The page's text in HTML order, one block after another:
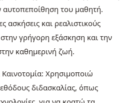
αυτοπεποίθηση του μαθητή.
ασκήσεις και ρεαλιστικούς
γρήγορη εξάσκηση και την
καθημερινή ζωή.
Χρησιμοποιώ
διδασκαλίας, όπως